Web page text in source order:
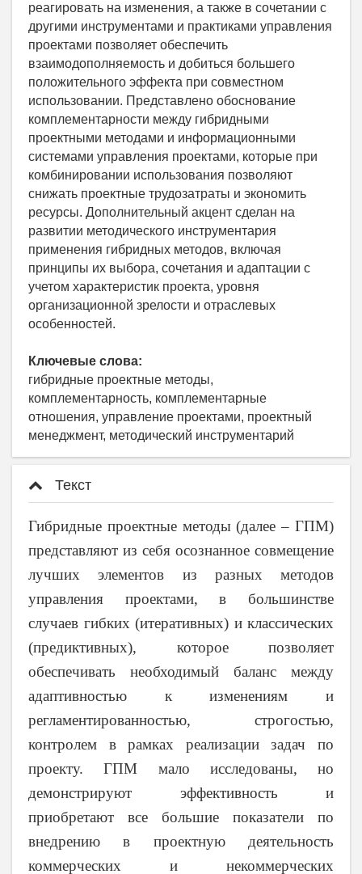
реагировать на изменения, а также в сочетании с
другими инструментами и практиками управления
проектами позволяет обеспечить
взаимодополняемость и добиться большего
положительного эффекта при совместном
использовании. Представлено обоснование
комплементарности между гибридными
проектными методами и информационными
системами управления проектами, которые при
комбинировании использования позволяют
снижать проектные трудозатраты и экономить
ресурсы. Дополнительный акцент сделан на
развитии методического инструментария
применения гибридных методов, включая
принципы их выбора, сочетания и адаптации с
учетом характеристик проекта, уровня
организационной зрелости и отраслевых
особенностей.
Ключевые слова:
гибридные проектные методы,
комплементарность, комплементарные
отношения, управление проектами, проектный
менеджмент, методический инструментарий
Текст
Гибридные проектные методы (далее–ГПМ)
представляют из себя осознанное совмещение
лучших элементов из разных методов
управления проектами, в большинстве
случаев гибких (итеративных) и классических
(предиктивных), которое позволяет
обеспечивать необходимый баланс между
адаптивностью к изменениям и
регламентированностью, строгостью,
контролем в рамках реализации задач по
проекту. ГПМ мало исследованы, но
демонстрируют эффективность и
приобретают все большие показатели по
внедрению в проектную деятельность
коммерческих и некоммерческих